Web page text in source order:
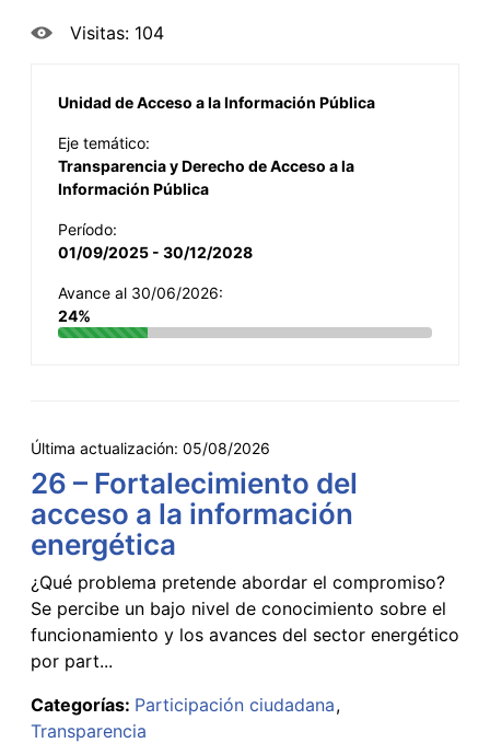
Visitas: 104
Unidad de Acceso a la Información Pública
Eje temático:
Transparencia y Derecho de Acceso a la
Información Pública
Período:
01/09/2025 - 30/12/2028
Avance al 30/06/2026:
24%
Última actualización: 05/08/2026
26 – Fortalecimiento del
acceso a la información
energética
¿Qué problema pretende abordar el compromiso?
Se percibe un bajo nivel de conocimiento sobre el
funcionamiento y los avances del sector energético
por part...
Categorías: Participación ciudadana
Transparencia